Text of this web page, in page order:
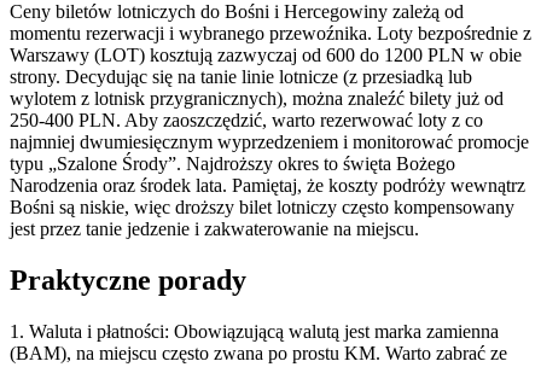
Ceny biletów lotniczych do Bośni i Hercegowiny zależą od
momentu rezerwacji i wybranego przewoźnika. Loty bezpośrednie z
Warszawy (LOT) kosztują zazwyczaj od 600 do 1200 PLN w obie
strony. Decydując się na tanie linie lotnicze (z przesiadką lub
wylotem z lotnisk przygranicznych), można znaleźć bilety już od
250-400 PLN. Aby zaoszczędzić, warto rezerwować loty z co
najmniej dwumiesięcznym wyprzedzeniem i monitorować promocje
typu „Szalone Środy”. Najdroższy okres to święta Bożego
Narodzenia oraz środek lata. Pamiętaj, że koszty podróży wewnątrz
Bośni są niskie, więc droższy bilet lotniczy często kompensowany
jest przez tanie jedzenie i zakwaterowanie na miejscu.
Praktyczne porady
1. Waluta i płatności: Obowiązującą walutą jest marka zamienna
(BAM), na miejscu często zwana po prostu KM. Warto zabrać ze